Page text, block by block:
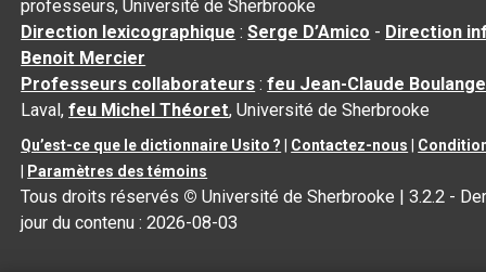
professeurs, Université de Sherbrooke
Direction lexicographique :Serge D’Amico - Direction
Benoit Mercier
Professeurs collaborateurs :feu Jean-Claude
Laval,feu Michel Théoret, Université de Sherbrooke
Qu’est-ce que le dictionnaire Usito ? Contactez-nous
Paramètres des témoins
Tous droits réservés © Université de Sherbrooke |3.2.2 -
jour du contenu :2026-08-03